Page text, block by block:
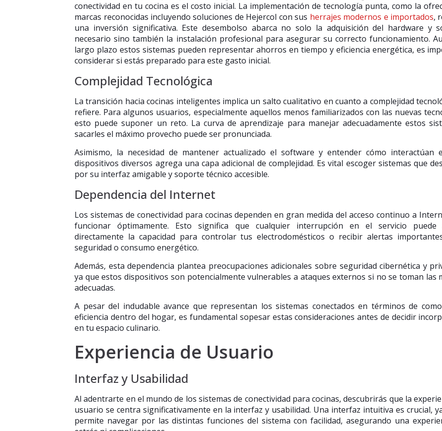
conectividad en tu cocina es el costo inicial. La implementación de tecnología punta, como la
marcas reconocidas incluyendo soluciones de Hejercol con sus herrajes modernos e importados,
una inversión significativa. Este desembolso abarca no solo la adquisición del hardware y
necesario sino también la instalación profesional para asegurar su correcto funcionamiento.
largo plazo estos sistemas pueden representar ahorros en tiempo y eficiencia energética, es
considerar si estás preparado para este gasto inicial.
Complejidad Tecnológica
La transición hacia cocinas inteligentes implica un salto cualitativo en cuanto a complejidad
refiere. Para algunos usuarios, especialmente aquellos menos familiarizados con las nuevas
esto puede suponer un reto. La curva de aprendizaje para manejar adecuadamente estos
sacarles el máximo provecho puede ser pronunciada.
Asimismo, la necesidad de mantener actualizado el software y entender cómo interactúan
dispositivos diversos agrega una capa adicional de complejidad. Es vital escoger sistemas que
por su interfaz amigable y soporte técnico accesible.
Dependencia del Internet
Los sistemas de conectividad para cocinas dependen en gran medida del acceso continuo a
funcionar óptimamente. Esto significa que cualquier interrupción en el servicio puede
directamente la capacidad para controlar tus electrodomésticos o recibir alertas
seguridad o consumo energético.
Además, esta dependencia plantea preocupaciones adicionales sobre seguridad cibernética y
ya que estos dispositivos son potencialmente vulnerables a ataques externos si no se toman las
adecuadas.
A pesar del indudable avance que representan los sistemas conectados en términos de
eficiencia dentro del hogar, es fundamental sopesar estas consideraciones antes de decidir
en tu espacio culinario.
Experiencia de Usuario
Interfaz y Usabilidad
Al adentrarte en el mundo de los sistemas de conectividad para cocinas, descubrirás que la
usuario se centra significativamente en la interfaz y usabilidad. Una interfaz intuitiva es crucial,
permite navegar por las distintas funciones del sistema con facilidad, asegurando una